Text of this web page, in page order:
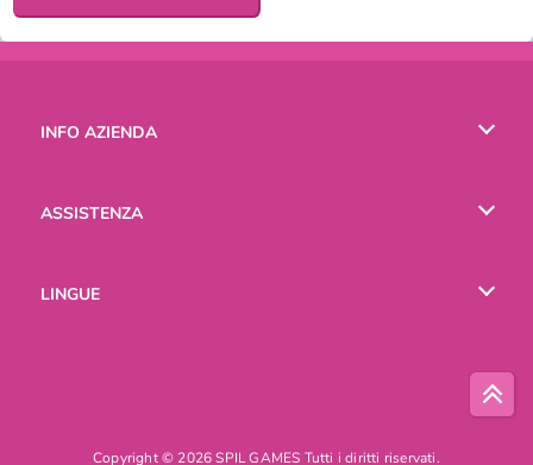
INFO AZIENDA
ASSISTENZA
LINGUE
Copyright © 2026 SPIL GAMES Tutti i diritti riservati.